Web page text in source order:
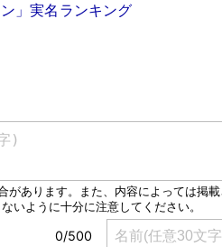
ン」実名ランキング